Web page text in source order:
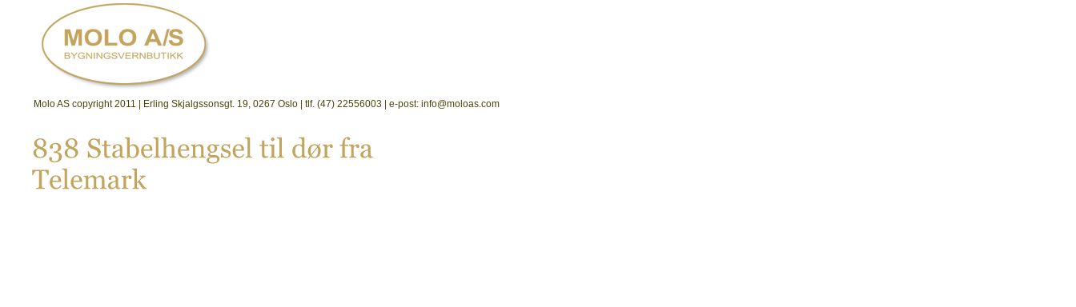
Molo AS copyright 2011 | Erling Skjalgssonsgt. 19, 0267 Oslo | tlf. (47) 22556003 | e-post: info@moloas.com
838 Stabelhengsel til dør fra
Telemark